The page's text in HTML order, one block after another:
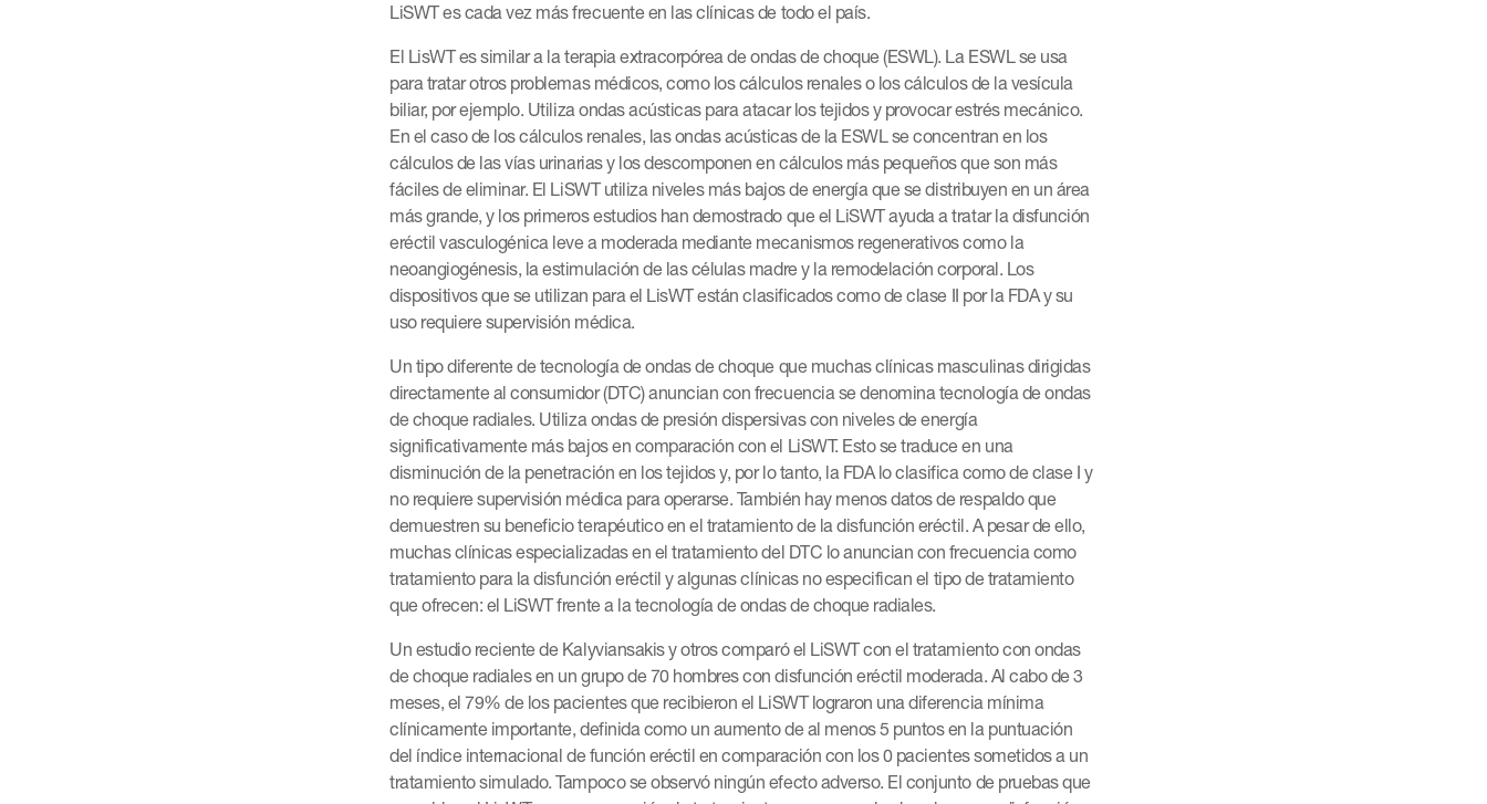
LiSWT es cada vez más frecuente en las clínicas de todo el país.
El LisWT es similar a la terapia extracorpórea de ondas de choque (ESWL). La ESWL se usa
para tratar otros problemas médicos, como los cálculos renales o los cálculos de la vesícula
biliar, por ejemplo. Utiliza ondas acústicas para atacar los tejidos y provocar estrés mecánico.
En el caso de los cálculos renales, las ondas acústicas de la ESWL se concentran en los
cálculos de las vías urinarias y los descomponen en cálculos más pequeños que son más
fáciles de eliminar. El LiSWT utiliza niveles más bajos de energía que se distribuyen en un área
más grande, y los primeros estudios han demostrado que el LiSWT ayuda a tratar la disfunción
eréctil vasculogénica leve a moderada mediante mecanismos regenerativos como la
neoangiogénesis, la estimulación de las células madre y la remodelación corporal. Los
dispositivos que se utilizan para el LisWT están clasificados como de clase II por la FDA y su
uso requiere supervisión médica.
Un tipo diferente de tecnología de ondas de choque que muchas clínicas masculinas dirigidas
directamente al consumidor (DTC) anuncian con frecuencia se denomina tecnología de ondas
de choque radiales. Utiliza ondas de presión dispersivas con niveles de energía
significativamente más bajos en comparación con el LiSWT. Esto se traduce en una
disminución de la penetración en los tejidos y, por lo tanto, la FDA lo clasifica como de clase I y
no requiere supervisión médica para operarse. También hay menos datos de respaldo que
demuestren su beneficio terapéutico en el tratamiento de la disfunción eréctil. A pesar de ello,
muchas clínicas especializadas en el tratamiento del DTC lo anuncian con frecuencia como
tratamiento para la disfunción eréctil y algunas clínicas no especifican el tipo de tratamiento
que ofrecen: el LiSWT frente a la tecnología de ondas de choque radiales.
Un estudio reciente de Kalyviansakis y otros comparó el LiSWT con el tratamiento con ondas
de choque radiales en un grupo de 70 hombres con disfunción eréctil moderada. Al cabo de 3
meses, el 79% de los pacientes que recibieron el LiSWT lograron una diferencia mínima
clínicamente importante, definida como un aumento de al menos 5 puntos en la puntuación
del índice internacional de función eréctil en comparación con los 0 pacientes sometidos a un
tratamiento simulado. Tampoco se observó ningún efecto adverso. El conjunto de pruebas que